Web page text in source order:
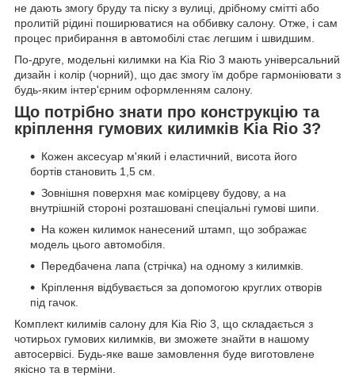
не дають змогу бруду та піску з вулиці, дрібному смітті або
пролитій рідині поширюватися на оббивку салону. Отже, і сам
процес прибирання в автомобілі стає легшим і швидшим.
По-друге, модельні килимки на Kia Rio 3 мають універсальний
дизайн і колір (чорний), що дає змогу їм добре гармоніювати з
будь-яким інтер'єрним оформленням салону.
Що потрібно знати про конструкцію та
кріплення гумових килимків Kia Rio 3?
Кожен аксесуар м'який і еластичний, висота його
бортів становить 1,5 см.
Зовнішня поверхня має комірцеву будову, а на
внутрішній стороні розташовані спеціальні гумові шипи.
На кожен килимок нанесений штамп, що зображає
модель цього автомобіля.
Передбачена лапа (стрічка) на одному з килимків.
Кріплення відбувається за допомогою круглих отворів
під гачок.
Комплект килимів салону для Kia Rio 3, що складається з
чотирьох гумових килимків, ви зможете знайти в нашому
автосервісі. Будь-яке ваше замовлення буде виготовлене
якісно та в терміни.